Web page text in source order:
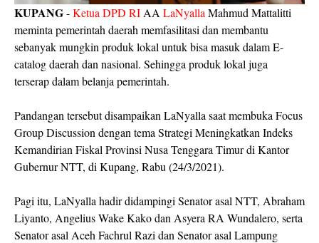
KUPANG-Ketua DPD RI AA LaNyalla Mahmud Mattalitti
meminta pemerintah daerah memfasilitasi dan membantu
sebanyak mungkin produk lokal untuk bisa masuk dalam E-
catalog daerah dan nasional. Sehingga produk lokal juga
terserap dalam belanja pemerintah.
Pandangan tersebut disampaikan LaNyalla saat membuka Focus
Group Discussion dengan tema Strategi Meningkatkan Indeks
Kemandirian Fiskal Provinsi Nusa Tenggara Timur di Kantor
Gubernur NTT, di Kupang, Rabu (24/3/2021).
Pagi itu, LaNyalla hadir didampingi Senator asal NTT, Abraham
Liyanto, Angelius Wake Kako dan Asyera RA Wundalero, serta
Senator asal Aceh Fachrul Razi dan Senator asal Lampung